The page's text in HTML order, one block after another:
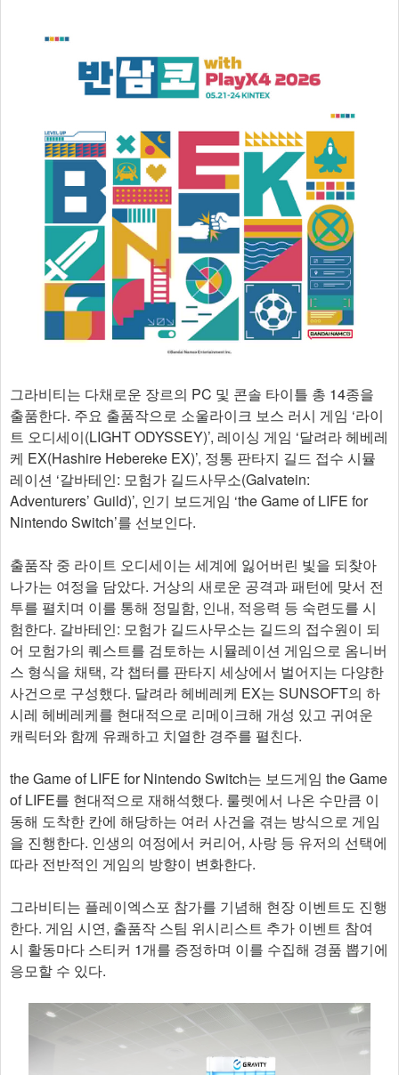
그라비티는 다채로운 장르의 PC 및 콘솔 타이틀 총 14종을
출품한다. 주요 출품작으로 소울라이크 보스 러시 게임 ‘라이
트 오디세이(LIGHT ODYSSEY)’, 레이싱 게임 ‘달려라 헤베레
케 EX(Hashire Hebereke EX)’, 정통 판타지 길드 접수 시뮬
레이션 ‘갈바테인: 모험가 길드사무소(Galvatein:
Adventurers’ Guild)’, 인기 보드게임 ‘the Game of LIFE for
Nintendo Switch’를 선보인다.
출품작 중 라이트 오디세이는 세계에 잃어버린 빛을 되찾아
나가는 여정을 담았다. 거상의 새로운 공격과 패턴에 맞서 전
투를 펼치며 이를 통해 정밀함, 인내, 적응력 등 숙련도를 시
험한다. 갈바테인: 모험가 길드사무소는 길드의 접수원이 되
어 모험가의 퀘스트를 검토하는 시뮬레이션 게임으로 옴니버
스 형식을 채택, 각 챕터를 판타지 세상에서 벌어지는 다양한
사건으로 구성했다. 달려라 헤베레케 EX는 SUNSOFT의 하
시레 헤베레케를 현대적으로 리메이크해 개성 있고 귀여운
캐릭터와 함께 유쾌하고 치열한 경주를 펼친다.
the Game of LIFE for Nintendo Switch는 보드게임 the Game
of LIFE를 현대적으로 재해석했다. 룰렛에서 나온 수만큼 이
동해 도착한 칸에 해당하는 여러 사건을 겪는 방식으로 게임
을 진행한다. 인생의 여정에서 커리어, 사랑 등 유저의 선택에
따라 전반적인 게임의 방향이 변화한다.
그라비티는 플레이엑스포 참가를 기념해 현장 이벤트도 진행
한다. 게임 시연, 출품작 스팀 위시리스트 추가 이벤트 참여
시 활동마다 스티커 1개를 증정하며 이를 수집해 경품 뽑기에
응모할 수 있다.